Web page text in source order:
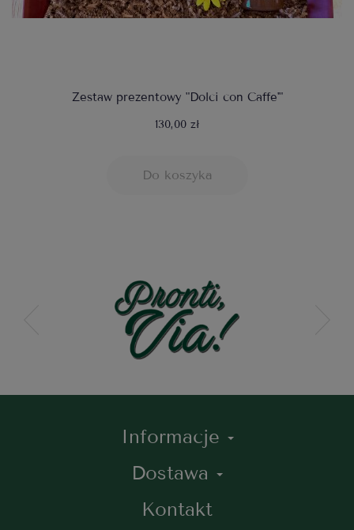
Zestaw prezentowy "Dolci con Caffe'"
130,00 zł
Do koszyka
Informacje
Dostawa
Kontakt